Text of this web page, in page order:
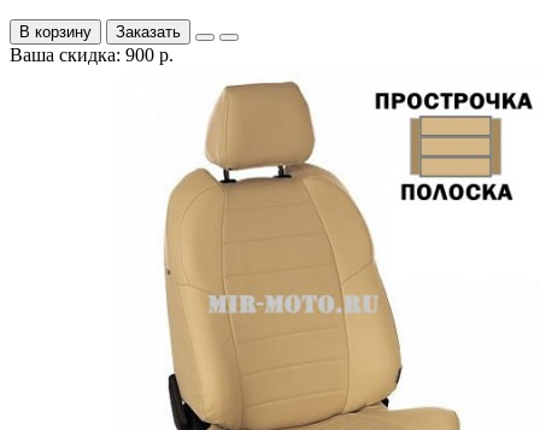
В корзину Заказать
Ваша скидка: 900 р.